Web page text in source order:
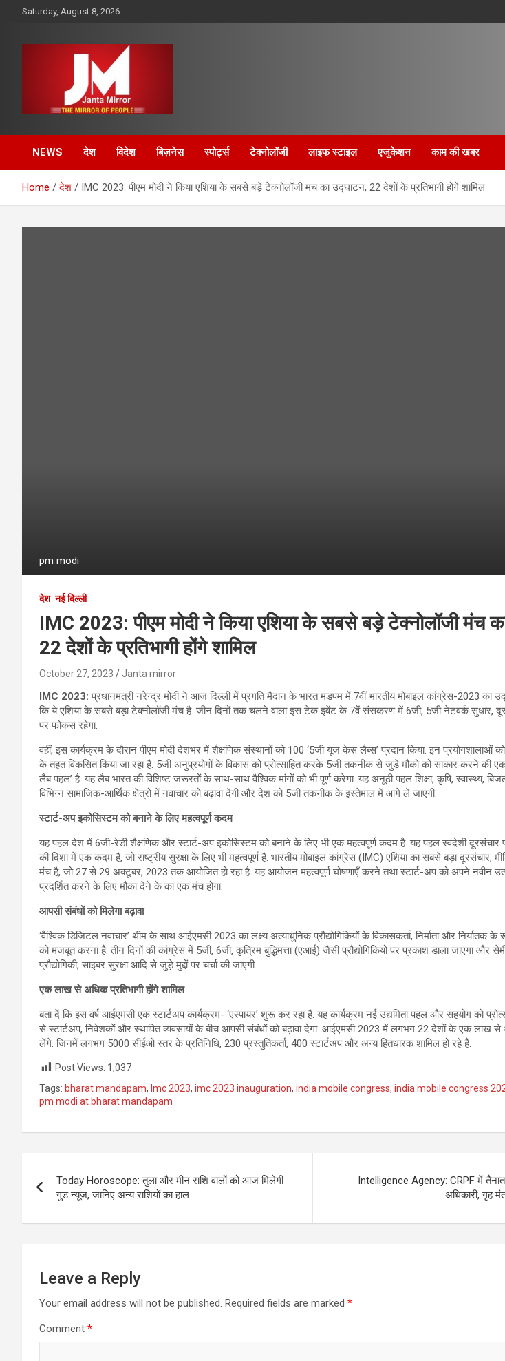
Saturday, August 8, 2026
Janta Mirror
NEWS देश विदेश बिज़नेस स्पोर्ट्स टेक्नोलॉजी लाइफ स्टाइल एजुकेशन काम की खबर
Home देश IMC 2023: पीएम मोदी ने किया एशिया के सबसे बड़े टेक्नोलॉजी मंच का उद्घाटन, 22 देशों के प्रतिभागी होंगे शामिल
pm modi
देश नई दिल्ली
IMC 2023: पीएम मोदी ने किया एशिया के सबसे बड़े टेक्नोलॉजी मंच
22 देशों के प्रतिभागी होंगे शामिल
October 27, 2023 Janta mirror
IMC 2023: प्रधानमंत्री नरेन्द्र मोदी ने आज दिल्‍ली में प्रगति मैदान के भारत मंडपम में 7वीं भारतीय मोबाइल कांग्रेस-2023 का
कि ये एशिया के सबसे बड़ा टेक्नोलॉजी मंच है. जीन दिनों तक चलने वाला इस टेक इवेंट के 7वें संसकरण में 6जी, 5जी नेटवर्क सुधार,
पर फोकस रहेगा.
वहीं, इस कार्यक्रम के दौरान पीएम मोदी देशभर में शैक्षणिक संस्थानों को 100 ‘5जी यूज केस लैब्स’ प्रदान किया. इन प्रयोगशालाओं
के तहत विकसित किया जा रहा है. 5जी अनुप्रयोगों के विकास को प्रोत्साहित करके 5जी तकनीक से जुड़े मौको को साकार करने की
लैब पहल’ है. यह लैब भारत की विशिष्ट जरूरतों के साथ-साथ वैश्विक मांगों को भी पूर्ण करेगा. यह अनूठी पहल शिक्षा, कृषि, स्वास्थ्य,
विभिन्न सामाजिक-आर्थिक क्षेत्रों में नवाचार को बढ़ावा देगी और देश को 5जी तकनीक के इस्‍तेमाल में आगे ले जाएगी.
स्टार्ट-अप इकोसिस्टम कोबनाने के लिए महत्‍वपूर्ण कदम
यह पहल देश में 6जी-रेडी शैक्षणिक और स्टार्ट-अप इकोसिस्टम को बनाने के लिए भी एक महत्वपूर्ण कदम है. यह पहल स्वदेशी दूरसंचार
की दिशा में एक कदम है, जो राष्ट्रीय सुरक्षा के लिए भी महत्वपूर्ण है. भारतीय मोबाइल कांग्रेस (IMC) एशिया का सबसे बड़ा दूरसंचार,
मंच है, जो 27 से 29 अक्टूबर, 2023 तक आयोजित हो रहा है. यह आयोजन महत्वपूर्ण घोषणाएँ करने तथा स्टार्ट-अप को अपने नवीन
प्रदर्शित करने के लिए मौका देने के का एक मंच होगा.
आपसी संबंधों को मिलेगा बढ़ावा
‘वैश्विक डिजिटल नवाचार’ थीम के साथ आईएमसी 2023 का लक्ष्य अत्याधुनिक प्रौद्योगिकियों के विकासकर्ता, निर्माता और निर्यातक के
को मजबूत करना है. तीन दिनों की कांग्रेस में 5जी, 6जी, कृत्रिम बुद्धिमत्ता (एआई) जैसी प्रौद्योगिकियों पर प्रकाश डाला जाएगा और
प्रौद्योगिकी, साइबर सुरक्षा आदि से जुड़े मुद्दों पर चर्चा की जाएगी.
एक लाख से अधिक प्रतिभागी होंगे शामिल
बता दें कि इस वर्ष आईएमसी एक स्टार्टअप कार्यक्रम- ‘एस्पायर’ शुरू कर रहा है. यह कार्यक्रम नई उद्यमिता पहल और सहयोग को
से स्टार्टअप, निवेशकों और स्थापित व्यवसायों के बीच आपसी संबंधों को बढ़ावा देगा. आईएमसी 2023 में लगभग 22 देशों के एक लाख से
लेंगे. जिनमें लगभग 5000 सीईओ स्तर के प्रतिनिधि, 230 प्रस्तुतिकर्ता, 400 स्टार्टअप और अन्य हितधारक शामिल हो रहे हैं.
Post Views: 1,037
Tags: bharat mandapam, Imc 2023, imc 2023 inauguration, india mobile congress, india mobile congress
pm modi at bharat mandapam
navigation
Today Horoscope: तुला और मीन राशि वालों को आज मिलेगी
गुड न्यूज, जानिए अन्य राशियों का हाल
Intelligence Agency: CRPF में
अधिकारी, गृह
Leave a Reply
Your email address will not be published. Required fields are marked *
Comment *